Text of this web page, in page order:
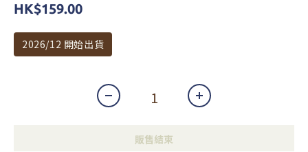
HK$159.00
2026/12 開始出貨
販售結束